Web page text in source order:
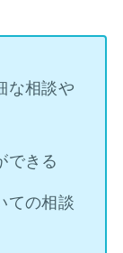
な相談や
できる
ての相談